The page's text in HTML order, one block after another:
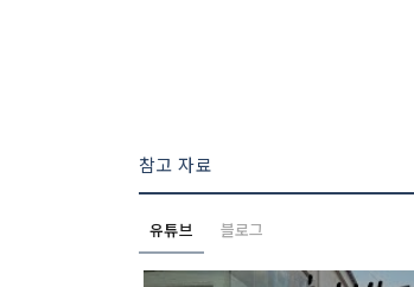
참고 자료
유튜브 블로그